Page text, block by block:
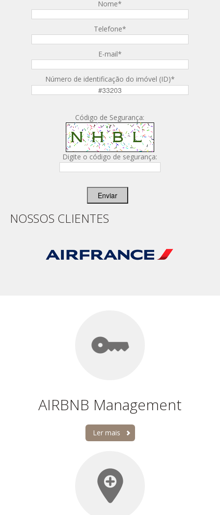
Nome*
Telefone*
E-mail*
Número de identificação do imóvel (ID)*
Código de Segurança:
Digite o código de segurança:
Enviar
NOSSOS CLIENTES
AIRBNB Management
Ler mais